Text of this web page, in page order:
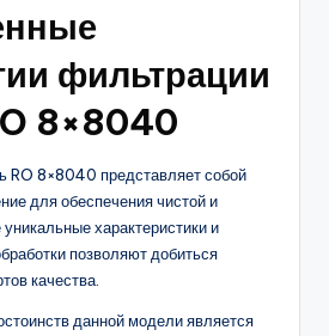
фильтрации
8×8040
RO 8×8040 представляет собой
для обеспечения чистой и
характеристики и
позволяют добиться
качества.
данной модели является